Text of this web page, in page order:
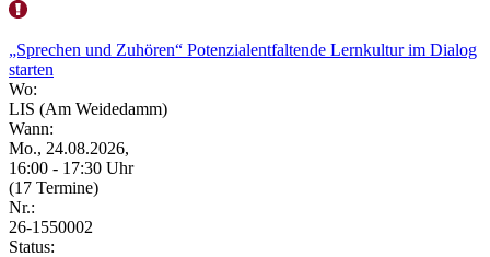
„Sprechen und Zuhören“ Potenzialentfaltende Lernkultur im Dialog
starten
Wo:
LIS (Am Weidedamm)
Wann:
Mo., 24.08.2026,
16:00 - 17:30 Uhr
(17 Termine)
Nr.:
26-1550002
Status: